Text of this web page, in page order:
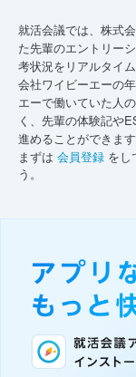
就活会議では、株式
た先輩のエントリー
考状況をリアルタイ
会社ワイビーエーの
エーで働いていた人
く、先輩の体験記や
進めることができます
まずは 会員登録 をし
う。